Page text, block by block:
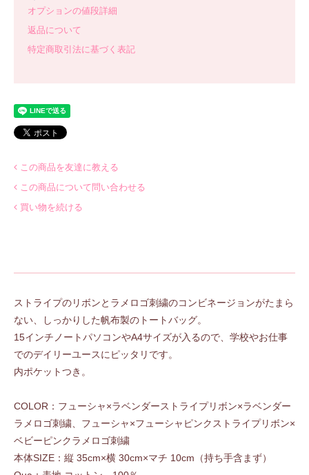
オプションの値段詳細
返品について
特定商取引法に基づく表記
この商品を友達に教える
この商品について問い合わせる
買い物を続ける
ストライプのリボンとラメロゴ刺繍のコンビネージョンがたまら
ない、しっかりした帆布製のトートバッグ。
15インチノートパソコンやA4サイズが入るので、学校やお仕事
でのデイリーユースにピッタリです。
内ポケットつき。
COLOR：フューシャ×ラベンダーストライプリボン×ラベンダー
ラメロゴ刺繍、フューシャ×フューシャピンクストライプリボン×
ベビーピンクラメロゴ刺繍
本体SIZE：縦 35cm×横 30cm×マチ 10cm（持ち手含まず）